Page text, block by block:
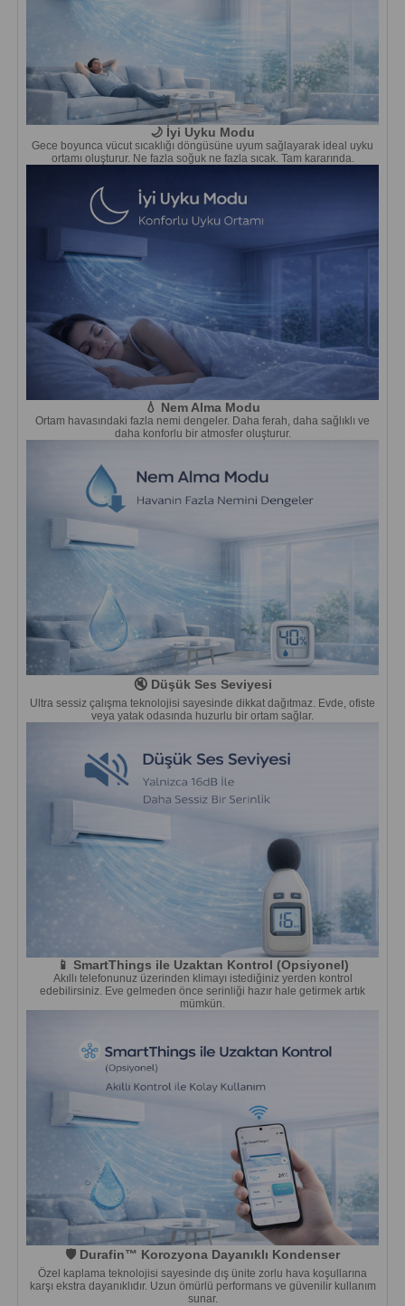
🌙 İyi Uyku Modu
Gece boyunca vücut sıcaklığı döngüsüne uyum sağlayarak ideal uyku
ortamı oluşturur. Ne fazla soğuk ne fazla sıcak. Tam kararında.
💧 Nem Alma Modu
Ortam havasındaki fazla nemi dengeler. Daha ferah, daha sağlıklı ve
daha konforlu bir atmosfer oluşturur.
🔇 Düşük Ses Seviyesi
Ultra sessiz çalışma teknolojisi sayesinde dikkat dağıtmaz. Evde, ofiste
veya yatak odasında huzurlu bir ortam sağlar.
📱 SmartThings ile Uzaktan Kontrol (Opsiyonel)
Akıllı telefonunuz üzerinden klimayı istediğiniz yerden kontrol
edebilirsiniz. Eve gelmeden önce serinliği hazır hale getirmek artık
mümkün.
🛡️ Durafin™ Korozyona Dayanıklı Kondenser
Özel kaplama teknolojisi sayesinde dış ünite zorlu hava koşullarına
karşı ekstra dayanıklıdır. Uzun ömürlü performans ve güvenilir kullanım
sunar.